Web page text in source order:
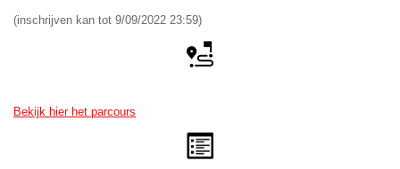
(inschrijven kan tot 9/09/2022 23:59)
Bekijk hier het parcours